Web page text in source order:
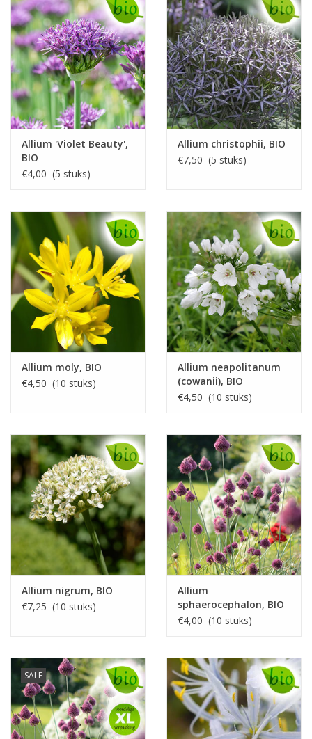
Allium 'Violet Beauty',
BIO
€4,00 (5 stuks)
Allium christophii, BIO
€7,50 (5 stuks)
Allium moly, BIO
€4,50 (10 stuks)
Allium neapolitanum
(cowanii), BIO
€4,50 (10 stuks)
Allium nigrum, BIO
€7,25 (10 stuks)
Allium
sphaerocephalon, BIO
€4,00 (10 stuks)
SALE